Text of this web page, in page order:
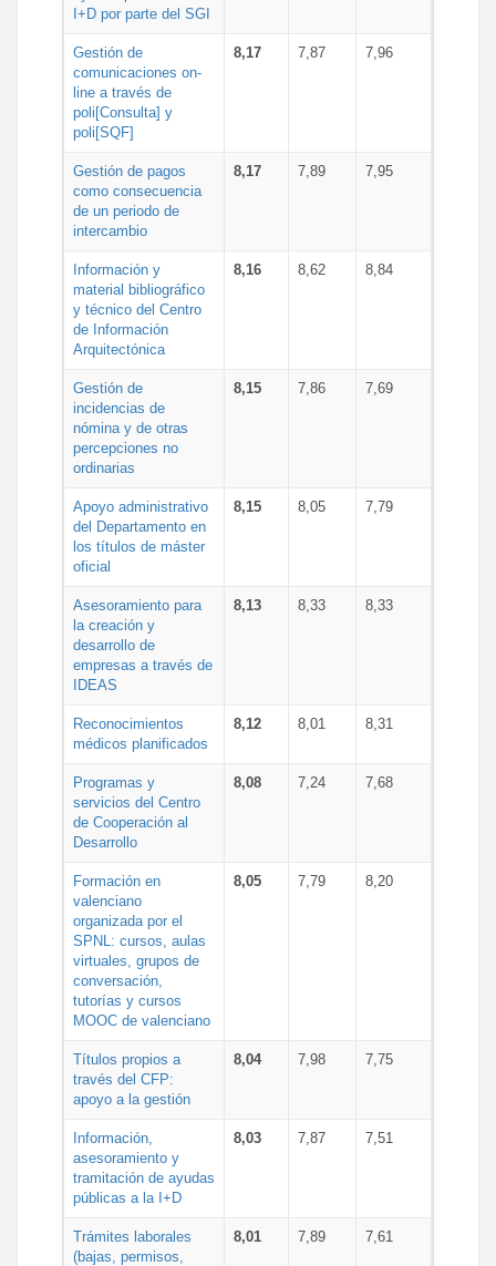
I+D por parte del SGI
Gestión de
comunicaciones on-
line a través de
poli[Consulta] y
poli[SQF]
8,17 7,87 7,96
Gestión de pagos
como consecuencia
de un periodo de
intercambio
8,17 7,89 7,95
Información y
material bibliográfico
y técnico del Centro
de Información
Arquitectónica
8,16 8,62 8,84
Gestión de
incidencias de
nómina y de otras
percepciones no
ordinarias
8,15 7,86 7,69
Apoyo administrativo
del Departamento en
los títulos de máster
oficial
8,15 8,05 7,79
Asesoramiento para
la creación y
desarrollo de
empresas a través de
IDEAS
8,13 8,33 8,33
Reconocimientos
médicos planificados
8,12 8,01 8,31
Programas y
servicios del Centro
de Cooperación al
Desarrollo
8,08 7,24 7,68
Formación en
valenciano
organizada por el
SPNL: cursos, aulas
virtuales, grupos de
conversación,
tutorías y cursos
MOOC de valenciano
8,05 7,79 8,20
Títulos propios a
través del CFP:
apoyo a la gestión
8,04 7,98 7,75
Información,
asesoramiento y
tramitación de ayudas
públicas a la I+D
8,03 7,87 7,51
Trámites laborales
(bajas, permisos,
8,01 7,89 7,61